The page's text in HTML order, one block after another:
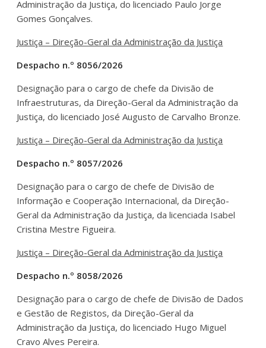
Administração da Justiça, do licenciado Paulo Jorge
Gomes Gonçalves.
Justiça – Direção-Geral da Administração da Justiça
Despacho n.º 8056/2026
Designação para o cargo de chefe da Divisão de
Infraestruturas, da Direção-Geral da Administração da
Justiça, do licenciado José Augusto de Carvalho Bronze.
Justiça – Direção-Geral da Administração da Justiça
Despacho n.º 8057/2026
Designação para o cargo de chefe de Divisão de
Informação e Cooperação Internacional, da Direção-
Geral da Administração da Justiça, da licenciada Isabel
Cristina Mestre Figueira.
Justiça – Direção-Geral da Administração da Justiça
Despacho n.º 8058/2026
Designação para o cargo de chefe de Divisão de Dados
e Gestão de Registos, da Direção-Geral da
Administração da Justiça, do licenciado Hugo Miguel
Cravo Alves Pereira.